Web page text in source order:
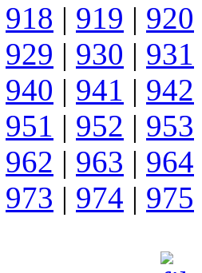
918 | 919 | 920
929 | 930 | 931
940 | 941 | 942
951 | 952 | 953
962 | 963 | 964
973 | 974 | 975